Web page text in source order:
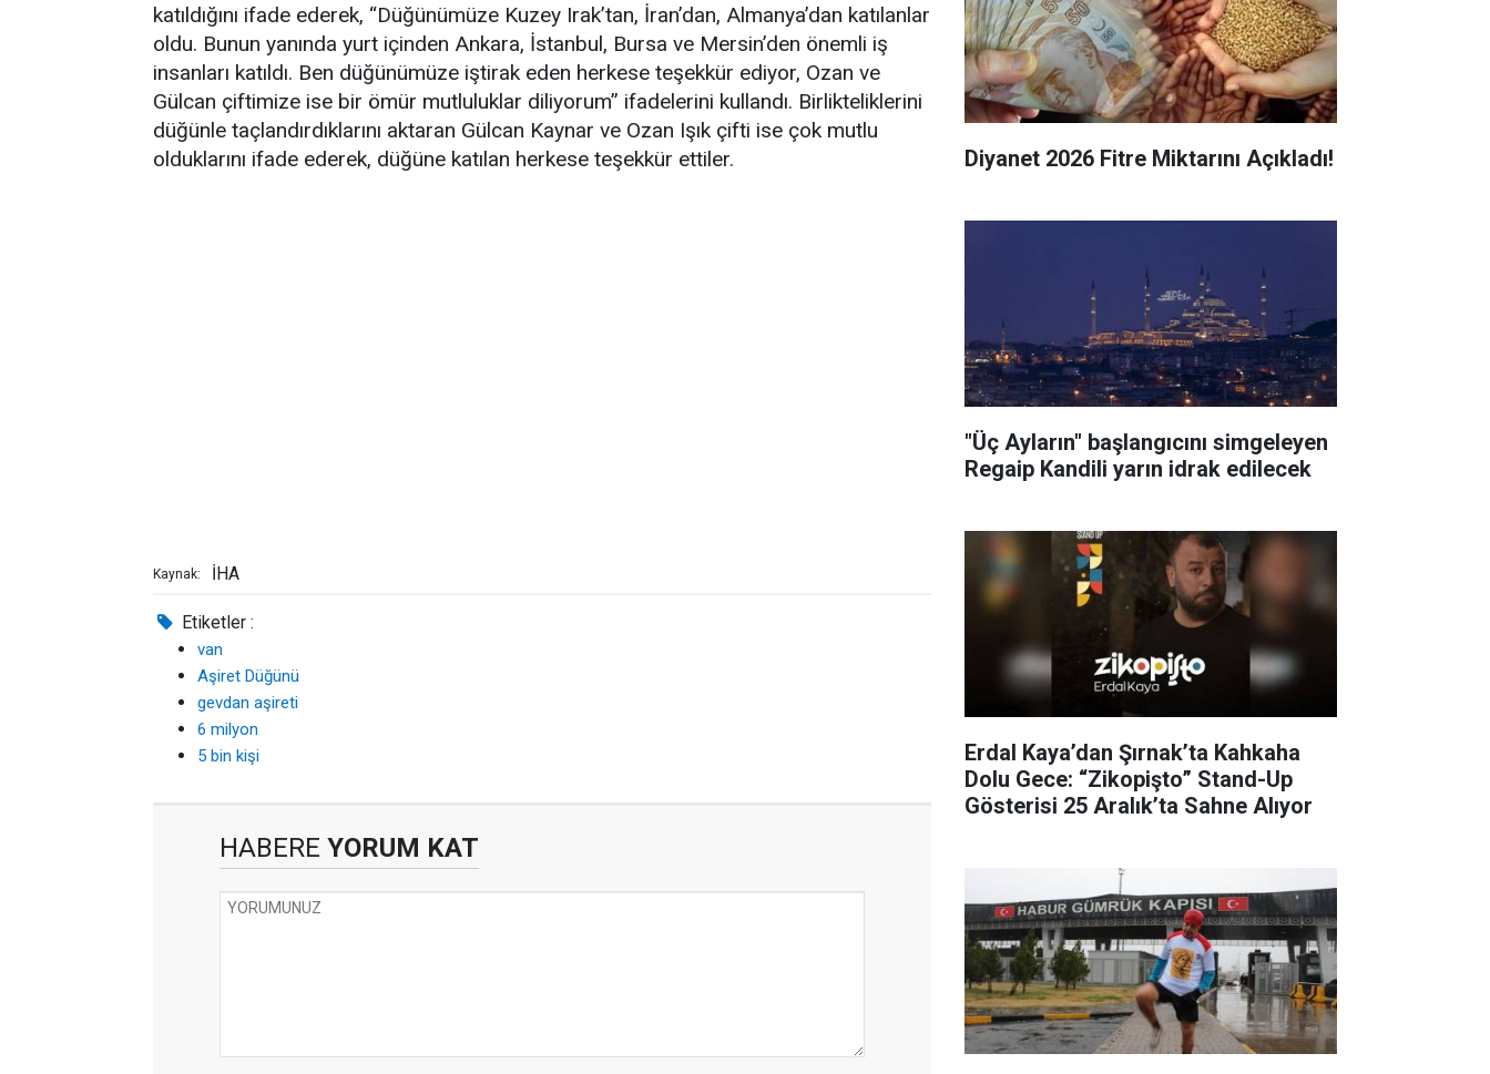
katıldığını ifade ederek, “Düğünümüze Kuzey Irak’tan, İran’dan, Almanya’dan katılanlar
oldu. Bunun yanında yurt içinden Ankara, İstanbul, Bursa ve Mersin’den önemli iş
insanları katıldı. Ben düğünümüze iştirak eden herkese teşekkür ediyor, Ozan ve
Gülcan çiftimize ise bir ömür mutluluklar diliyorum” ifadelerini kullandı. Birlikteliklerini
düğünle taçlandırdıklarını aktaran Gülcan Kaynar ve Ozan Işık çifti ise çok mutlu
olduklarını ifade ederek, düğüne katılan herkese teşekkür ettiler.
Kaynak: İHA
Etiketler :
van
Aşiret Düğünü
gevdan aşireti
6 milyon
5 bin kişi
HABERE YORUM KAT
Diyanet 2026 Fitre Miktarını Açıkladı!
"Üç Ayların" başlangıcını simgeleyen
Regaip Kandili yarın idrak edilecek
Erdal Kaya’dan Şırnak’ta Kahkaha
Dolu Gece: “Zikopişto” Stand-Up
Gösterisi 25 Aralık’ta Sahne Alıyor